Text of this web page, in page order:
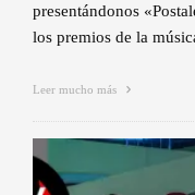
presentándonos
los premios de la
Leer mucho más